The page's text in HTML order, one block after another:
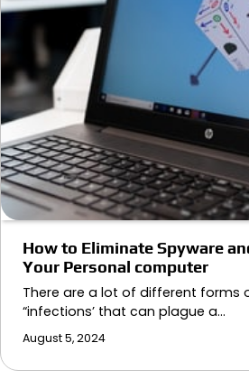
How to Eliminate Spyware
Your Personal computer
There are a lot of different forms
“infections’ that can plague a…
August 5, 2024